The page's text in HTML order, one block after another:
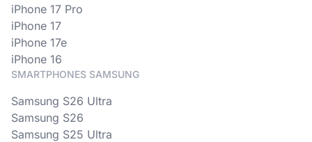
iPhone 17 Pro
iPhone 17
iPhone 17e
iPhone 16
SMARTPHONES SAMSUNG
Samsung S26 Ultra
Samsung S26
Samsung S25 Ultra